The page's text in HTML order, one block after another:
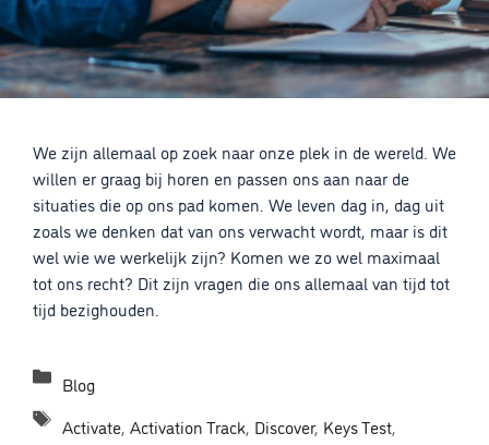
We zijn allemaal op zoek naar onze plek in de wereld. We
willen er graag bij horen en passen ons aan naar de
situaties die op ons pad komen. We leven dag in, dag uit
zoals we denken dat van ons verwacht wordt, maar is dit
wel wie we werkelijk zijn? Komen we zo wel maximaal
tot ons recht? Dit zijn vragen die ons allemaal van tijd tot
tijd bezighouden.
Blog
Activate, Activation Track, Discover, Keys Test,